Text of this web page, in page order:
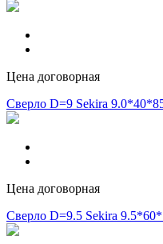
Цена договорная
Сверло D=9 Sekira
Цена договорная
Сверло D=9.5 Sekira